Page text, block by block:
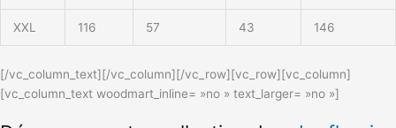
XXL 116 57 43 146
[/vc_column_text][/vc_column][/vc_row][vc_row][vc_column]
[vc_column_text woodmart_inline= »no » text_larger= »no »]